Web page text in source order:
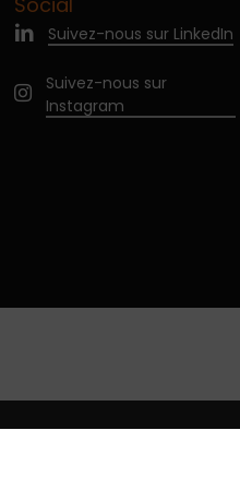
Suivez-nous sur LinkedIn
Suivez-nous sur
Instagram